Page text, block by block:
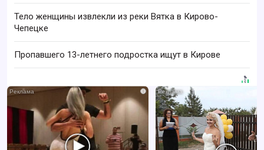
Тело женщины извлекли из реки Вятка в Кирово-
Чепецке
Пропавшего 13-летнего подростка ищут в Кирове
i